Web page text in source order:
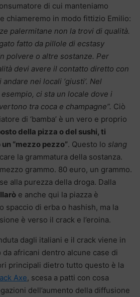
di cui manteniamo
chiameremo in modo fittizio Emilio:
palermitane non la trovi di qualità.
fatto da pillole di ecstasy
polvere o altre sostanze. Per
devi avere il contatto diretto con
nei locali ‘giusti’. Nel
ci sta un locale dove i
tra coca e champagne”. Ciò
di ‘bamba’ è un vero e proprio
della pizza o del sushi, ti
“mezzo pezzo”. Questo lo slang
la grammatura della sostanza.
grammo. 80 euro, un grammo.
alla purezza della droga. Dalla
e anche qui la piazza è
spaccio di erba o hashish, ma la
è verso il crack e l’eroina.
dagli italiani e il crack viene in
da africani dentro alcune case di
principali dietro tutto questo è la
Axe, scesa a patti con cosa
dell’aumento della diffusione